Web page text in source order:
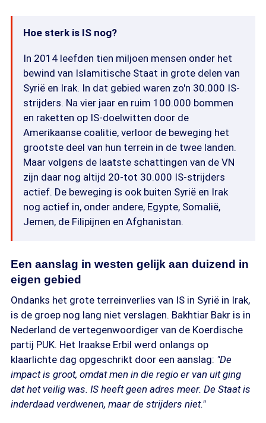
Hoe sterk is IS nog?
In 2014 leefden tien miljoen mensen onder het
bewind van Islamitische Staat in grote delen van
Syrië en Irak. In dat gebied waren zo'n 30.000 IS-
strijders. Na vier jaar en ruim 100.000 bommen
en raketten op IS-doelwitten door de
Amerikaanse coalitie, verloor de beweging het
grootste deel van hun terrein in de twee landen.
Maar volgens de laatste schattingen van de VN
zijn daar nog altijd 20-tot 30.000 IS-strijders
actief. De beweging is ook buiten Syrië en Irak
nog actief in, onder andere, Egypte, Somalië,
Jemen, de Filipijnen en Afghanistan.
Een aanslag in westen gelijk aan duizend in
eigen gebied
Ondanks het grote terreinverlies van IS in Syrië in Irak,
is de groep nog lang niet verslagen. Bakhtiar Bakr is in
Nederland de vertegenwoordiger van de Koerdische
partij PUK. Het Iraakse Erbil werd onlangs op
klaarlichte dag opgeschrikt door een aanslag: "De
impact is groot, omdat men in die regio er van uit ging
dat het veilig was. IS heeft geen adres meer. De Staat is
inderdaad verdwenen, maar de strijders niet."